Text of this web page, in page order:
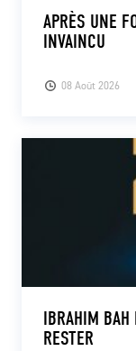
08 Août 2026
APRÈS UNE
INVAINCU
IBRAHIM BAH
RESTER